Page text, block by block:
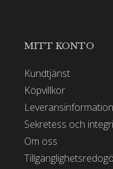
MITT KONTO
Kundtjänst
Köpvillkor
Leveransinformation
Sekretess och
Om oss